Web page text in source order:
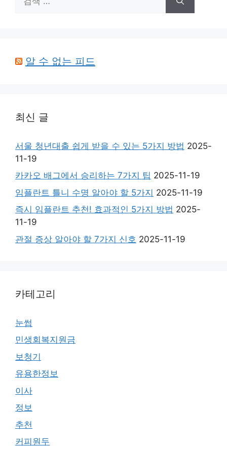
색:
알 수 없는 피드
최신 글
서울 청년대출 쉽게 받을 수 있는 5가지 방법 2025-
11-19
카카오 배그에서 승리하는 7가지 팁 2025-11-19
임플란트 틀니 수명 알아야 할 5가지 2025-11-19
즉시 임플란트 추천! 효과적인 5가지 방법 2025-
11-19
관절 증상 알아야 할 7가지 신호 2025-11-19
카테고리
눈썹
민생회복지원금
보청기
유용한정보
이사
정보
추천
커피원두